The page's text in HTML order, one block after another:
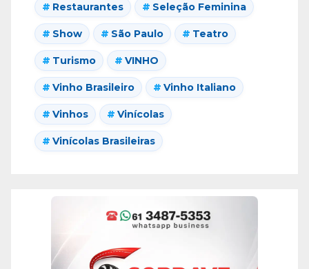
Restaurantes Seleção Feminina
Show São Paulo Teatro
Turismo VINHO
Vinho Brasileiro Vinho Italiano
Vinhos Vinícolas
Vinícolas Brasileiras